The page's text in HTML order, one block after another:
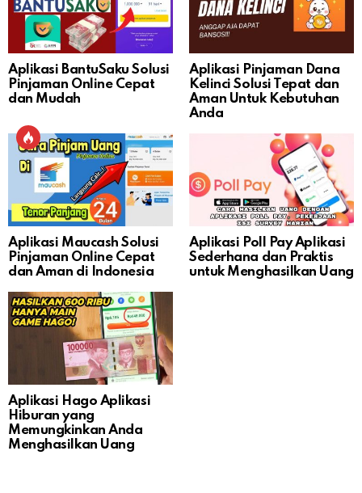
Aplikasi BantuSaku Solusi
Pinjaman Online Cepat
dan Mudah
Aplikasi Pinjaman Dana
Kelinci Solusi Tepat dan
Aman Untuk Kebutuhan
Anda
Aplikasi Maucash Solusi
Pinjaman Online Cepat
dan Aman di Indonesia
Aplikasi Poll Pay Aplikasi
Sederhana dan Praktis
untuk Menghasilkan Uang
Aplikasi Hago Aplikasi
Hiburan yang
Memungkinkan Anda
Menghasilkan Uang